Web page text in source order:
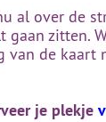
al over de
zitten.
de
je plekje